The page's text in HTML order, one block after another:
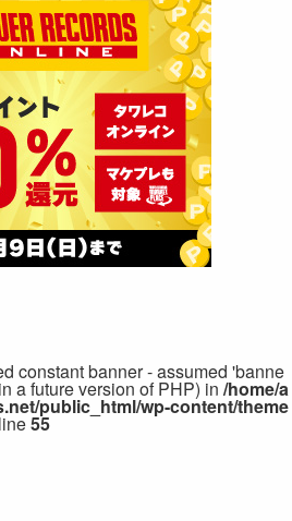
constant banner - assumed 'banne
a future version of PHP) in /home/a
public_html/wp-content/theme
55